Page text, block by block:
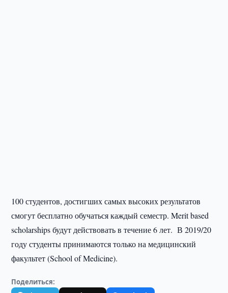
100 студентов, достигших самых высоких результатов
смогут бесплатно обучаться каждый семестр. Merit based
scholarships будут действовать в течение 6 лет. В 2019/20
году студенты принимаются только на медицинский
факультет (School of Medicine).
Поделиться: